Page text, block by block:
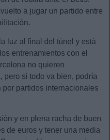
a jugar un partido entre
luz al final del túnel y está
entrenamientos con el
no quieren
pero si todo va bien, podría
partidos internacionales
y en plena racha de buen
de euros y tener una media